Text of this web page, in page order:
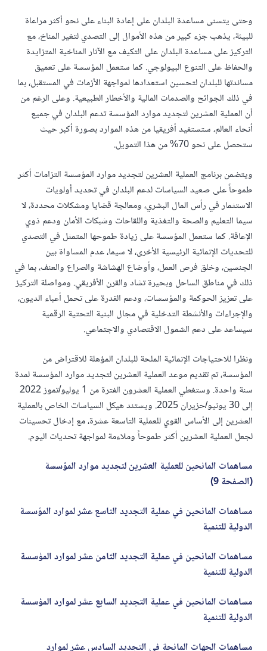
وحتى يتسنى مساعدة البلدان على إعادة البناء على نحو أكثر مراعاة
للبيئة، يذهب جزء كبير من هذه الأموال إلى التصدي لتغير المناخ، مع
التركيز على مساعدة البلدان على التكيف مع الآثار المناخية المتزايدة
والحفاظ على التنوع البيولوجي. كما ستعمل المؤسسة على تعميق
مساندتها للبلدان لتحسين استعدادها لمواجهة الأزمات في المستقبل، بما
في ذلك الجوائح والصدمات المالية والأخطار الطبيعية. وعلى الرغم من
أن العملية العشرين لتجديد موارد المؤسسة تدعم البلدان في جميع
أنحاء العالم، ستستفيد أفريقيا من هذه الموارد بصورة أكبر حيث
ستحصل على نحو 70% من هذا التمويل.
ويتضمن برنامج العملية العشرين لتجديد موارد المؤسسة التزامات أكثر
طموحاً على صعيد السياسات لدعم البلدان في تحديد أولويات
الاستثمار في رأس المال البشري، ومعالجة قضايا ومشكلات محددة، لا
سيما التعليم والصحة والتغذية واللقاحات وشبكات الأمان ودعم ذوي
الإعاقة. كما ستعمل المؤسسة على زيادة طموحها المتمثل في التصدي
للتحديات الإنمائية الرئيسية الأخرى، لا سيما، عدم المساواة بين
الجنسين، وخلق فرص العمل، وأوضاع الهشاشة والصراع والعنف، بما في
ذلك في مناطق الساحل وبحيرة تشاد والقرن الأفريقي. ومواصلة التركيز
على تعزيز الحوكمة والمؤسسات، ودعم القدرة على تحمل أعباء الديون،
والإجراءات والأنشطة التدخلية في مجال البنية التحتية الرقمية
سيساعد على دعم الشمول الاقتصادي والاجتماعي.
ونظرا للاحتياجات الإنمائية الملحة للبلدان المؤهلة للاقتراض من
المؤسسة، تم تقديم موعد العملية العشرين لتجديد موارد المؤسسة لمدة
سنة واحدة. وستغطي العملية العشرون الفترة من 1 يوليو/تموز 2022
إلى 30 يونيو/حزيران 2025. ويستند هيكل السياسات الخاص بالعملية
العشرين إلى الأساس القوي للعملية التاسعة عشرة، مع إدخال تحسينات
لجعل العملية العشرين أكثر طموحاً وملاءمة لمواجهة تحديات اليوم.
مساهمات المانحين للعملية العشرين لتجديد موارد المؤسسة
(الصفحة 9)
مساهمات المانحين في عملية التجديد التاسع عشر لموارد المؤسسة
الدولية للتنمية
مساهمات المانحين في عملية التجديد الثامن عشر لموارد المؤسسة
الدولية للتنمية
مساهمات المانحين في عملية التجديد السابع عشر لموارد المؤسسة
الدولية للتنمية
مساهمات الجهات المانحة في التجديد السادس عشر لموارد